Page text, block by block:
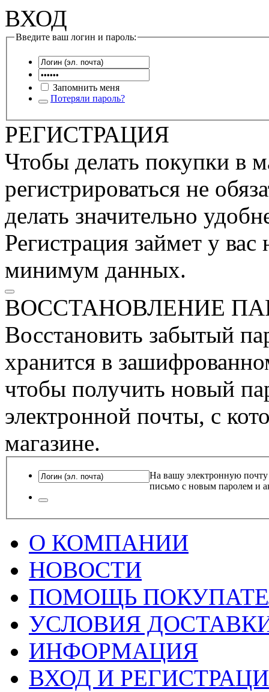
ВХОД
Введите ваш логин и пароль:
Запомнить меня
Потеряли пароль?
РЕГИСТРАЦИЯ
Чтобы делать покупки в
регистрироваться не
делать значительно
Регистрация займет у
минимум данных.
ВОССТАНОВЛЕНИЕ
Восстановить забытый
хранится в
чтобы получить новый
электронной почты, с
магазине.
На вашу электронную почту
письмо с новым паролем и
О КОМПАНИИ
НОВОСТИ
ПОМОЩЬ
УСЛОВИЯ
ИНФОРМАЦИЯ
ВХОД И